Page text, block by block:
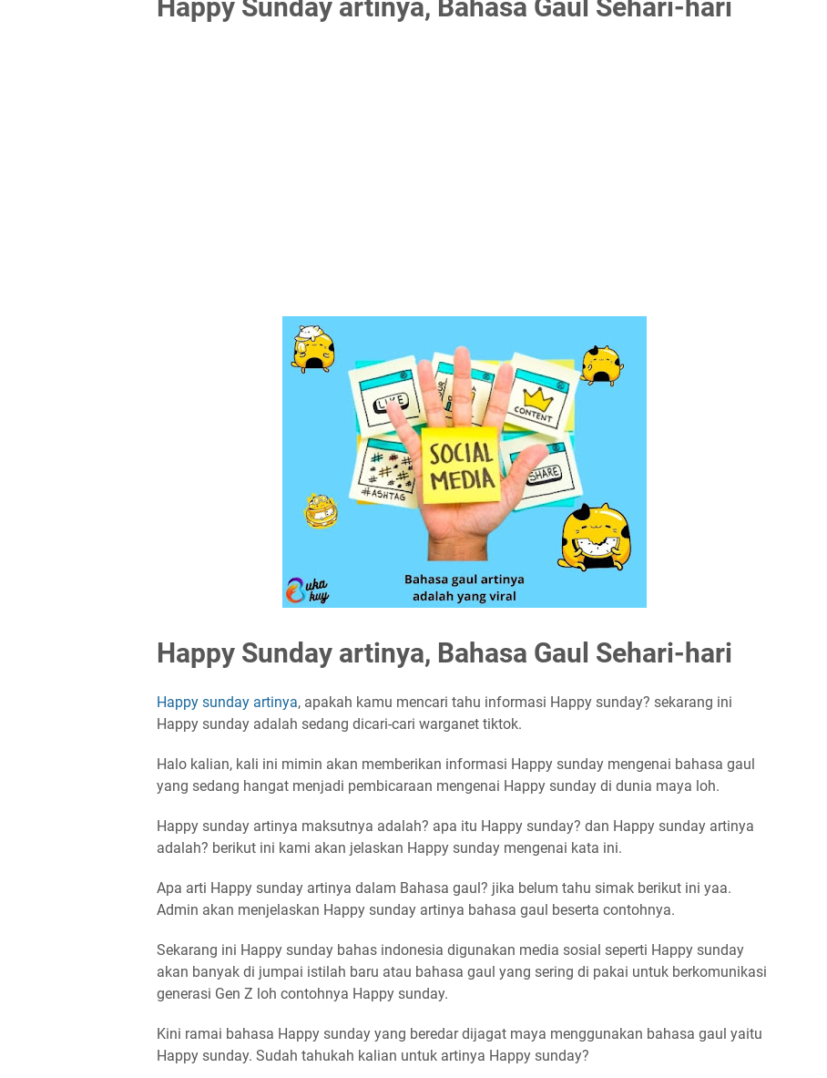
Happy Sunday artinya, Bahasa Gaul Sehari-hari
Happy Sunday artinya, Bahasa Gaul Sehari-hari
Happy sunday artinya, apakah kamu mencari tahu informasi Happy sunday? sekarang ini
Happy sunday adalah sedang dicari-cari warganet tiktok.
Halo kalian, kali ini mimin akan memberikan informasi Happy sunday mengenai bahasa gaul
yang sedang hangat menjadi pembicaraan mengenai Happy sunday di dunia maya loh.
Happy sunday artinya maksutnya adalah? apa itu Happy sunday? dan Happy sunday artinya
adalah? berikut ini kami akan jelaskan Happy sunday mengenai kata ini.
Apa arti Happy sunday artinya dalam Bahasa gaul? jika belum tahu simak berikut ini yaa.
Admin akan menjelaskan Happy sunday artinya bahasa gaul beserta contohnya.
Sekarang ini Happy sunday bahas indonesia digunakan media sosial seperti Happy sunday
akan banyak di jumpai istilah baru atau bahasa gaul yang sering di pakai untuk berkomunikasi
generasi Gen Z loh contohnya Happy sunday.
Kini ramai bahasa Happy sunday yang beredar dijagat maya menggunakan bahasa gaul yaitu
Happy sunday. Sudah tahukah kalian untuk artinya Happy sunday?